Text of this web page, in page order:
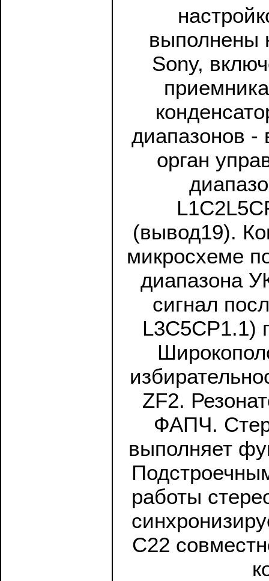
выполнены
Sony,
диапазонов -
орган
(вывод19).
микросхеме
диапазона
сигнал
L3C5CP1.1)
ZF2.
ФАПЧ.
выполняет
работы
C22